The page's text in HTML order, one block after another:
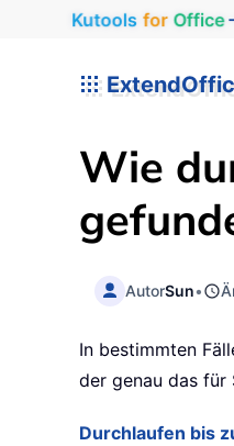
Kutools for Office
Wie
AutorSun•
In bestimmten
der genau das für
Durchlaufen bis